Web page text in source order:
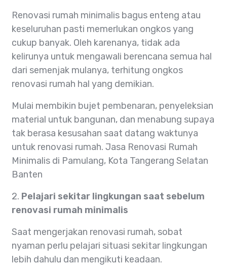
Renovasi rumah minimalis bagus enteng atau
keseluruhan pasti memerlukan ongkos yang
cukup banyak. Oleh karenanya, tidak ada
kelirunya untuk mengawali berencana semua hal
dari semenjak mulanya, terhitung ongkos
renovasi rumah hal yang demikian.
Mulai membikin bujet pembenaran, penyeleksian
material untuk bangunan, dan menabung supaya
tak berasa kesusahan saat datang waktunya
untuk renovasi rumah. Jasa Renovasi Rumah
Minimalis di Pamulang, Kota Tangerang Selatan
Banten
2. Pelajari sekitar lingkungan saat sebelum
renovasi rumah minimalis
Saat mengerjakan renovasi rumah, sobat
nyaman perlu pelajari situasi sekitar lingkungan
lebih dahulu dan mengikuti keadaan.